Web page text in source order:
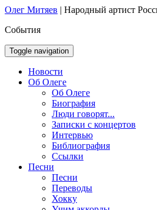
Олег Митяев | Народный артист
События
Toggle navigation
Новости
Об Олеге
Об Олеге
Биография
Люди говорят...
Записки с концертов
Интервью
Библиография
Ссылки
Песни
Песни
Переводы
Хокку